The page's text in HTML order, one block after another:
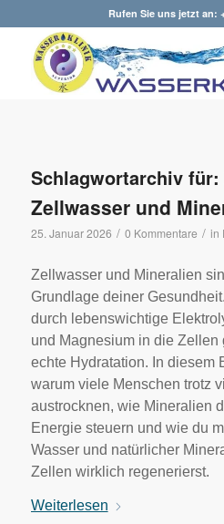
Rufen Sie uns jetzt an:
Schlagwortarchiv für:
Zellwasser und
25. Januar 2026 / 0 Kommentare / in
Zellwasser und Mineralien
Grundlage deiner
durch lebenswichtige
und Magnesium in die Zellen
echte Hydratation. In diesem
warum viele Menschen trotz
austrocknen, wie Mineralien
Energie steuern und wie du
Wasser und natürlicher
Zellen wirklich regenerierst.
Weiterlesen